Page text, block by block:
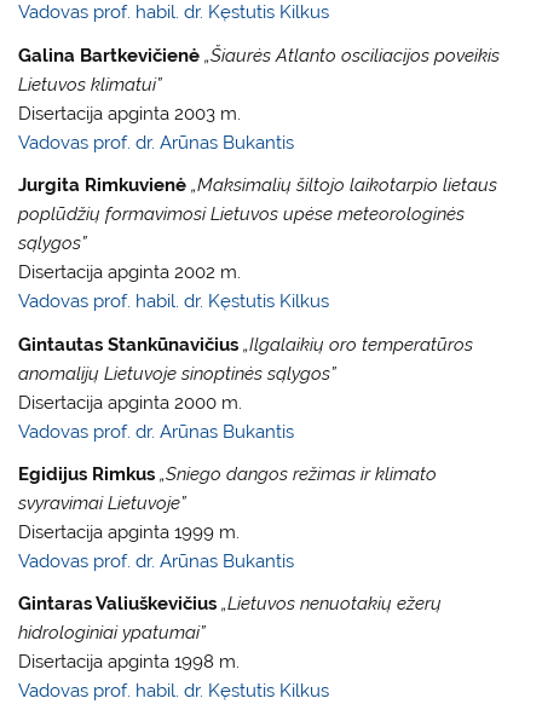
Vadovas prof. habil. dr. Kęstutis Kilkus
Galina Bartkevičienė „Šiaurės Atlanto osciliacijos poveikis
Lietuvos klimatui”
Disertacija apginta 2003 m.
Vadovas prof. dr. Arūnas Bukantis
Jurgita Rimkuvienė „Maksimalių šiltojo laikotarpio lietaus
poplūdžių formavimosi Lietuvos upėse meteorologinės
sąlygos”
Disertacija apginta 2002 m.
Vadovas prof. habil. dr. Kęstutis Kilkus
Gintautas Stankūnavičius „Ilgalaikių oro temperatūros
anomalijų Lietuvoje sinoptinės sąlygos”
Disertacija apginta 2000 m.
Vadovas prof. dr. Arūnas Bukantis
Egidijus Rimkus „Sniego dangos režimas ir klimato
svyravimai Lietuvoje”
Disertacija apginta 1999 m.
Vadovas prof. dr. Arūnas Bukantis
Gintaras Valiuškevičius „Lietuvos nenuotakių ežerų
hidrologiniai ypatumai”
Disertacija apginta 1998 m.
Vadovas prof. habil. dr. Kęstutis Kilkus